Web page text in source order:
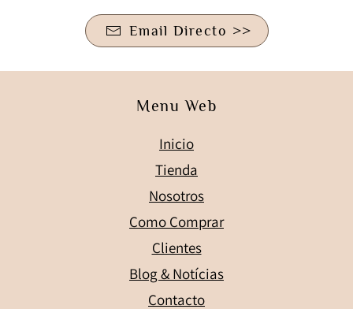
Email Directo >>
Menu Web
Inicio
Tienda
Nosotros
Como Comprar
Clientes
Blog & Notícias
Contacto